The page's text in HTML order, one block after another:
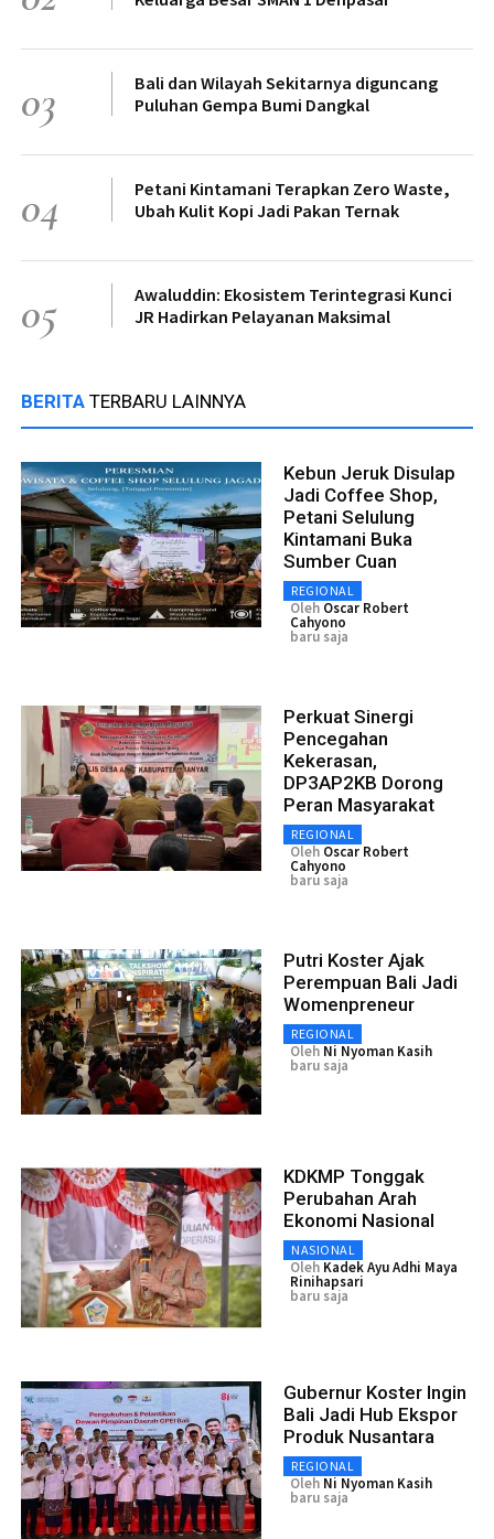
03
Bali dan Wilayah Sekitarnya diguncang
Puluhan Gempa Bumi Dangkal
04
Petani Kintamani Terapkan Zero Waste,
Ubah Kulit Kopi Jadi Pakan Ternak
05
Awaluddin: Ekosistem Terintegrasi Kunci
JR Hadirkan Pelayanan Maksimal
BERITA TERBARU LAINNYA
Kebun Jeruk Disulap
Jadi Coffee Shop,
Petani Selulung
Kintamani Buka
Sumber Cuan
REGIONAL
Oleh Oscar Robert
Cahyono
baru saja
Perkuat Sinergi
Pencegahan
Kekerasan,
DP3AP2KB Dorong
Peran Masyarakat
REGIONAL
Oleh Oscar Robert
Cahyono
baru saja
Putri Koster Ajak
Perempuan Bali Jadi
Womenpreneur
REGIONAL
Oleh Ni Nyoman Kasih
baru saja
KDKMP Tonggak
Perubahan Arah
Ekonomi Nasional
NASIONAL
Oleh Kadek Ayu Adhi Maya
Rinihapsari
baru saja
Gubernur Koster Ingin
Bali Jadi Hub Ekspor
Produk Nusantara
REGIONAL
Oleh Ni Nyoman Kasih
baru saja